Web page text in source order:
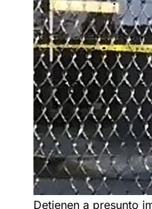
Detienen a presunto